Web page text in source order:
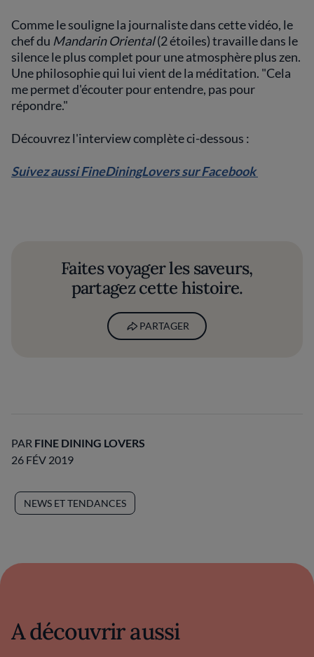
Comme le souligne la journaliste dans cette vidéo, le
chef du Mandarin Oriental(2 étoiles) travaille dans le
silence le plus complet pour une atmosphère plus zen.
Une philosophie qui lui vient de la méditation. "Cela
me permet d'écouter pour entendre, pas pour
répondre."
Découvrez l'interview complète ci-dessous :
Suivez aussi FineDiningLovers sur Facebook
Faites voyager les saveurs,
partagez cette histoire.
PARTAGER
PAR FINE DINING LOVERS
26 FÉV 2019
NEWS ET TENDANCES
A découvrir aussi